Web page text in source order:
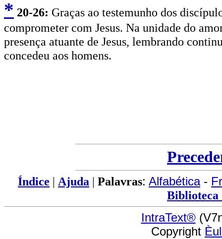
* 20-26: Graças ao testemunho dos
comprometer com Jesus. Na unidade do
presença atuante de Jesus, lembrando
concedeu aos homens.
Índice | Ajuda | Palavras: Alfabética-
IntraText®
Copyright